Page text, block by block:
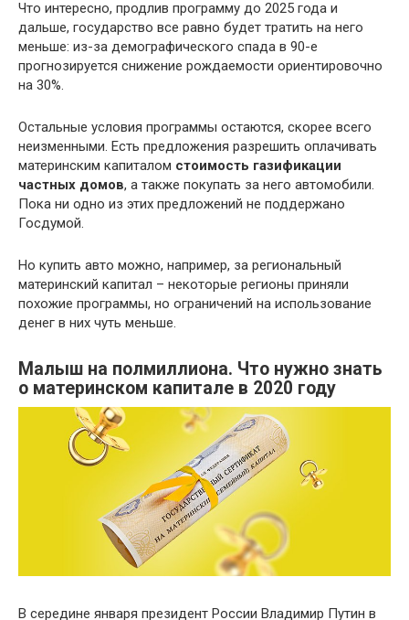
Что интересно, продлив программу до 2025 года и
дальше, государство все равно будет тратить на него
меньше: из-за демографического спада в 90-е
прогнозируется снижение рождаемости ориентировочно
на 30%.
Остальные условия программы остаются, скорее всего
неизменными. Есть предложения разрешить оплачивать
материнским капиталом стоимость газификации
частных домов, а также покупать за него автомобили.
Пока ни одно из этих предложений не поддержано
Госдумой.
Но купить авто можно, например, за региональный
материнский капитал – некоторые регионы приняли
похожие программы, но ограничений на использование
денег в них чуть меньше.
Малыш на полмиллиона. Что нужно знать
о материнском капитале в 2020 году
В середине января президент России Владимир Путин в